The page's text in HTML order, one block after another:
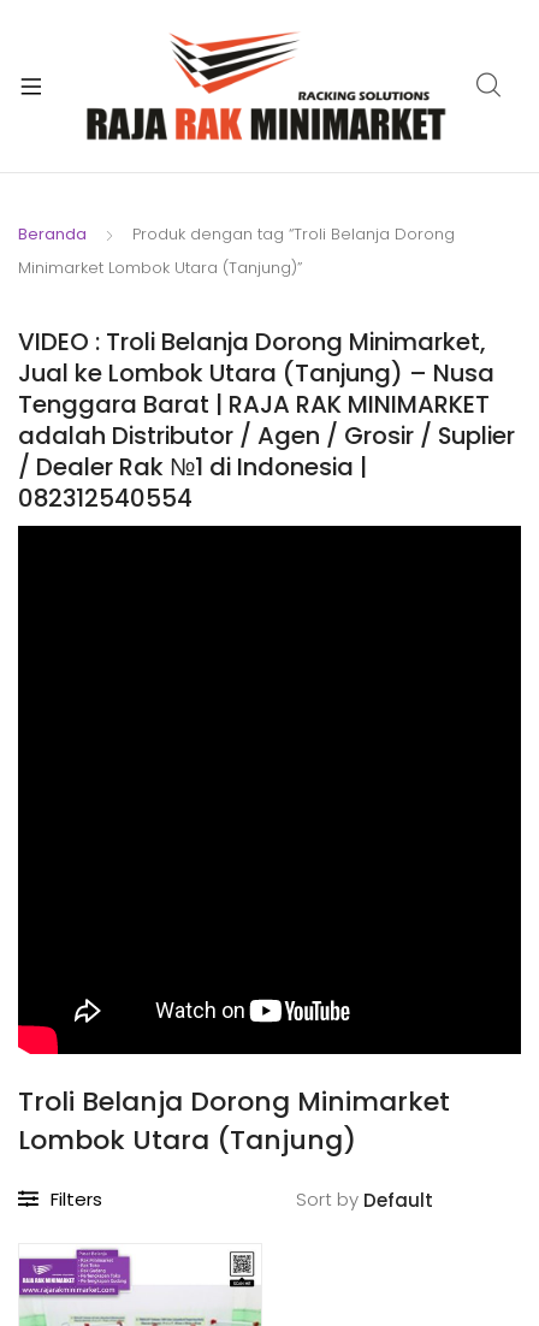
Beranda
Produk dengan tag “Troli Belanja Dorong
Minimarket Lombok Utara (Tanjung)”
VIDEO : Troli Belanja Dorong Minimarket,
Jual ke Lombok Utara (Tanjung) – Nusa
Tenggara Barat | RAJA RAK MINIMARKET
adalah Distributor / Agen / Grosir / Suplier
/ Dealer Rak №1 di Indonesia |
082312540554
Troli Belanja Dorong Minimarket
Lombok Utara (Tanjung)
Filters Sort by